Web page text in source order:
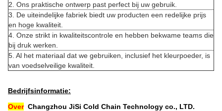
2. Ons praktische ontwerp past perfect bij uw gebruik.
3. De uiteindelijke fabriek biedt uw producten een redelijke prijs
en hoge kwaliteit.
4. Onze strikt in kwaliteitscontrole en hebben bekwame teams die
bij druk werken.
5. Al het materiaal dat we gebruiken, inclusief het kleurpoeder, is
van voedselveilige kwaliteit.
Bedrijfsinformatie:
Over Changzhou JiSi Cold Chain Technology co., LTD.